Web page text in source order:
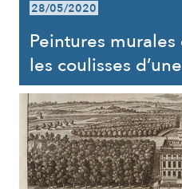
28/05/2020
Peintures
les coulisses